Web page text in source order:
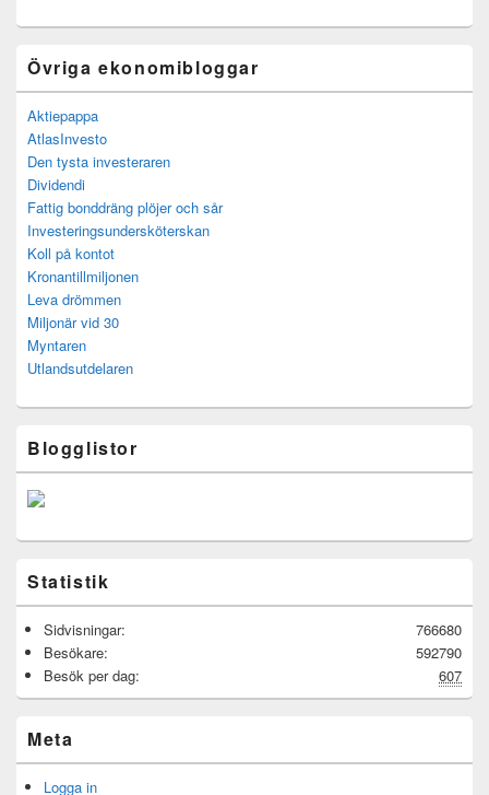
Övriga ekonomibloggar
Aktiepappa
AtlasInvesto
Den tysta investeraren
Dividendi
Fattig bonddräng plöjer och sår
Investeringsundersköterskan
Koll på kontot
Kronantillmiljonen
Leva drömmen
Miljonär vid 30
Myntaren
Utlandsutdelaren
Blogglistor
Statistik
766680
Sidvisningar:
592790
Besökare:
607
Besök per dag:
Meta
Logga in